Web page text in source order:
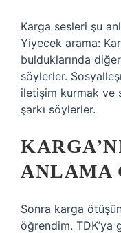
Karga sesleri şu
Yiyecek arama:
bulduklarında
söylerler.
iletişim kurmak ve
şarkı söylerler.
ANLAMA
Sonra karga
öğrendim.